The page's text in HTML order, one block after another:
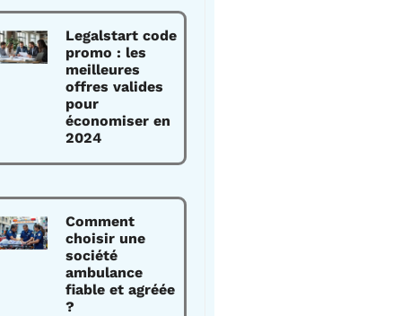
Legalstart code
promo : les
meilleures
offres valides
pour
économiser en
2024
Comment
choisir une
société
ambulance
fiable et agréée
?